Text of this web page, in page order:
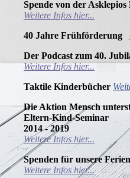
Spende von der
Weitere Infos hier...
40 Jahre Frühförderung
Der Podcast zum 40.
Weitere Infos hier...
Taktile Kinderbücher
Die Aktion Mensch
Eltern-Kind-Seminar
2014 - 2019
Weitere Infos hier...
Spenden für unsere
Weitere Infos hier...